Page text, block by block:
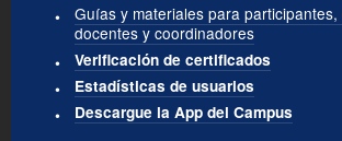
Guías y materiales para
docentes y coordinadores
Verificación de certificados
Estadísticas de usuarios
Descargue la App del Campus